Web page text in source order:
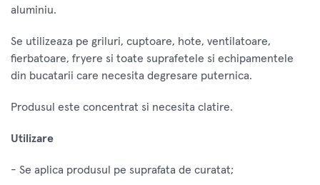
aluminiu.
Se utilizeaza pe griluri, cuptoare, hote, ventilatoare,
fierbatoare, fryere si toate suprafetele si echipamentele
din bucatarii care necesita degresare puternica.
Produsul este concentrat si necesita clatire.
Utilizare
- Se aplica produsul pe suprafata de curatat;